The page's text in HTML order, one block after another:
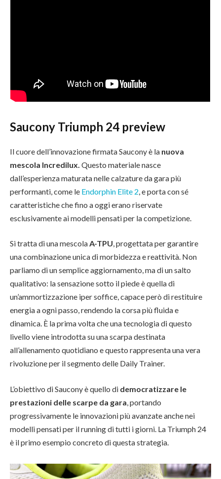
Saucony Triumph 24 preview
Il cuore dell’innovazione firmata Saucony è la nuova
mescola Incredilux. Questo materiale nasce
dall’esperienza maturata nelle calzature da gara più
performanti, come le Endorphin Elite 2 , e porta con sé
caratteristiche che fino a oggi erano riservate
esclusivamente ai modelli pensati per la competizione.
Si tratta di una mescolaA-TPU, progettata per garantire
una combinazione unica di morbidezza e reattività. Non
parliamo di un semplice aggiornamento, ma di un salto
qualitativo: la sensazione sotto il piede è quella di
un’ammortizzazione iper soffice, capace però di restituire
energia a ogni passo, rendendo la corsa più fluida e
dinamica. È la prima volta che una tecnologia di questo
livello viene introdotta su una scarpa destinata
all’allenamento quotidiano e questo rappresenta una vera
rivoluzione per il segmento delle Daily Trainer.
L’obiettivo di Saucony è quello di democratizzare le
prestazioni delle scarpe da gara, portando
progressivamente le innovazioni più avanzate anche nei
modelli pensati per il running di tutti i giorni. La Triumph 24
è il primo esempio concreto di questa strategia.